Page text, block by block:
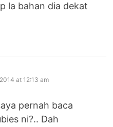
la bahan dia dekat
at 12:13 am
pernah baca
ni?.. Dah